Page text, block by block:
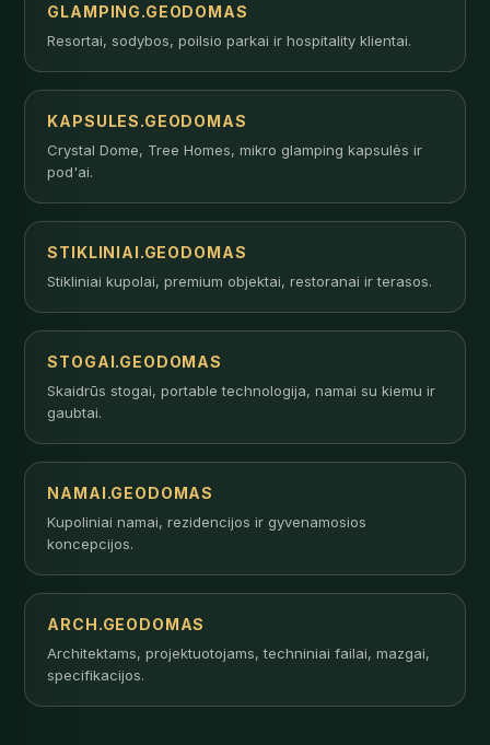
GLAMPING.GEODOMAS
Resortai, sodybos, poilsio parkai ir hospitality klientai.
KAPSULES.GEODOMAS
Crystal Dome, Tree Homes, mikro glamping kapsulės ir
pod'ai.
STIKLINIAI.GEODOMAS
Stikliniai kupolai, premium objektai, restoranai ir terasos.
STOGAI.GEODOMAS
Skaidrūs stogai, portable technologija, namai su kiemu ir
gaubtai.
NAMAI.GEODOMAS
Kupoliniai namai, rezidencijos ir gyvenamosios
koncepcijos.
ARCH.GEODOMAS
Architektams, projektuotojams, techniniai failai, mazgai,
specifikacijos.